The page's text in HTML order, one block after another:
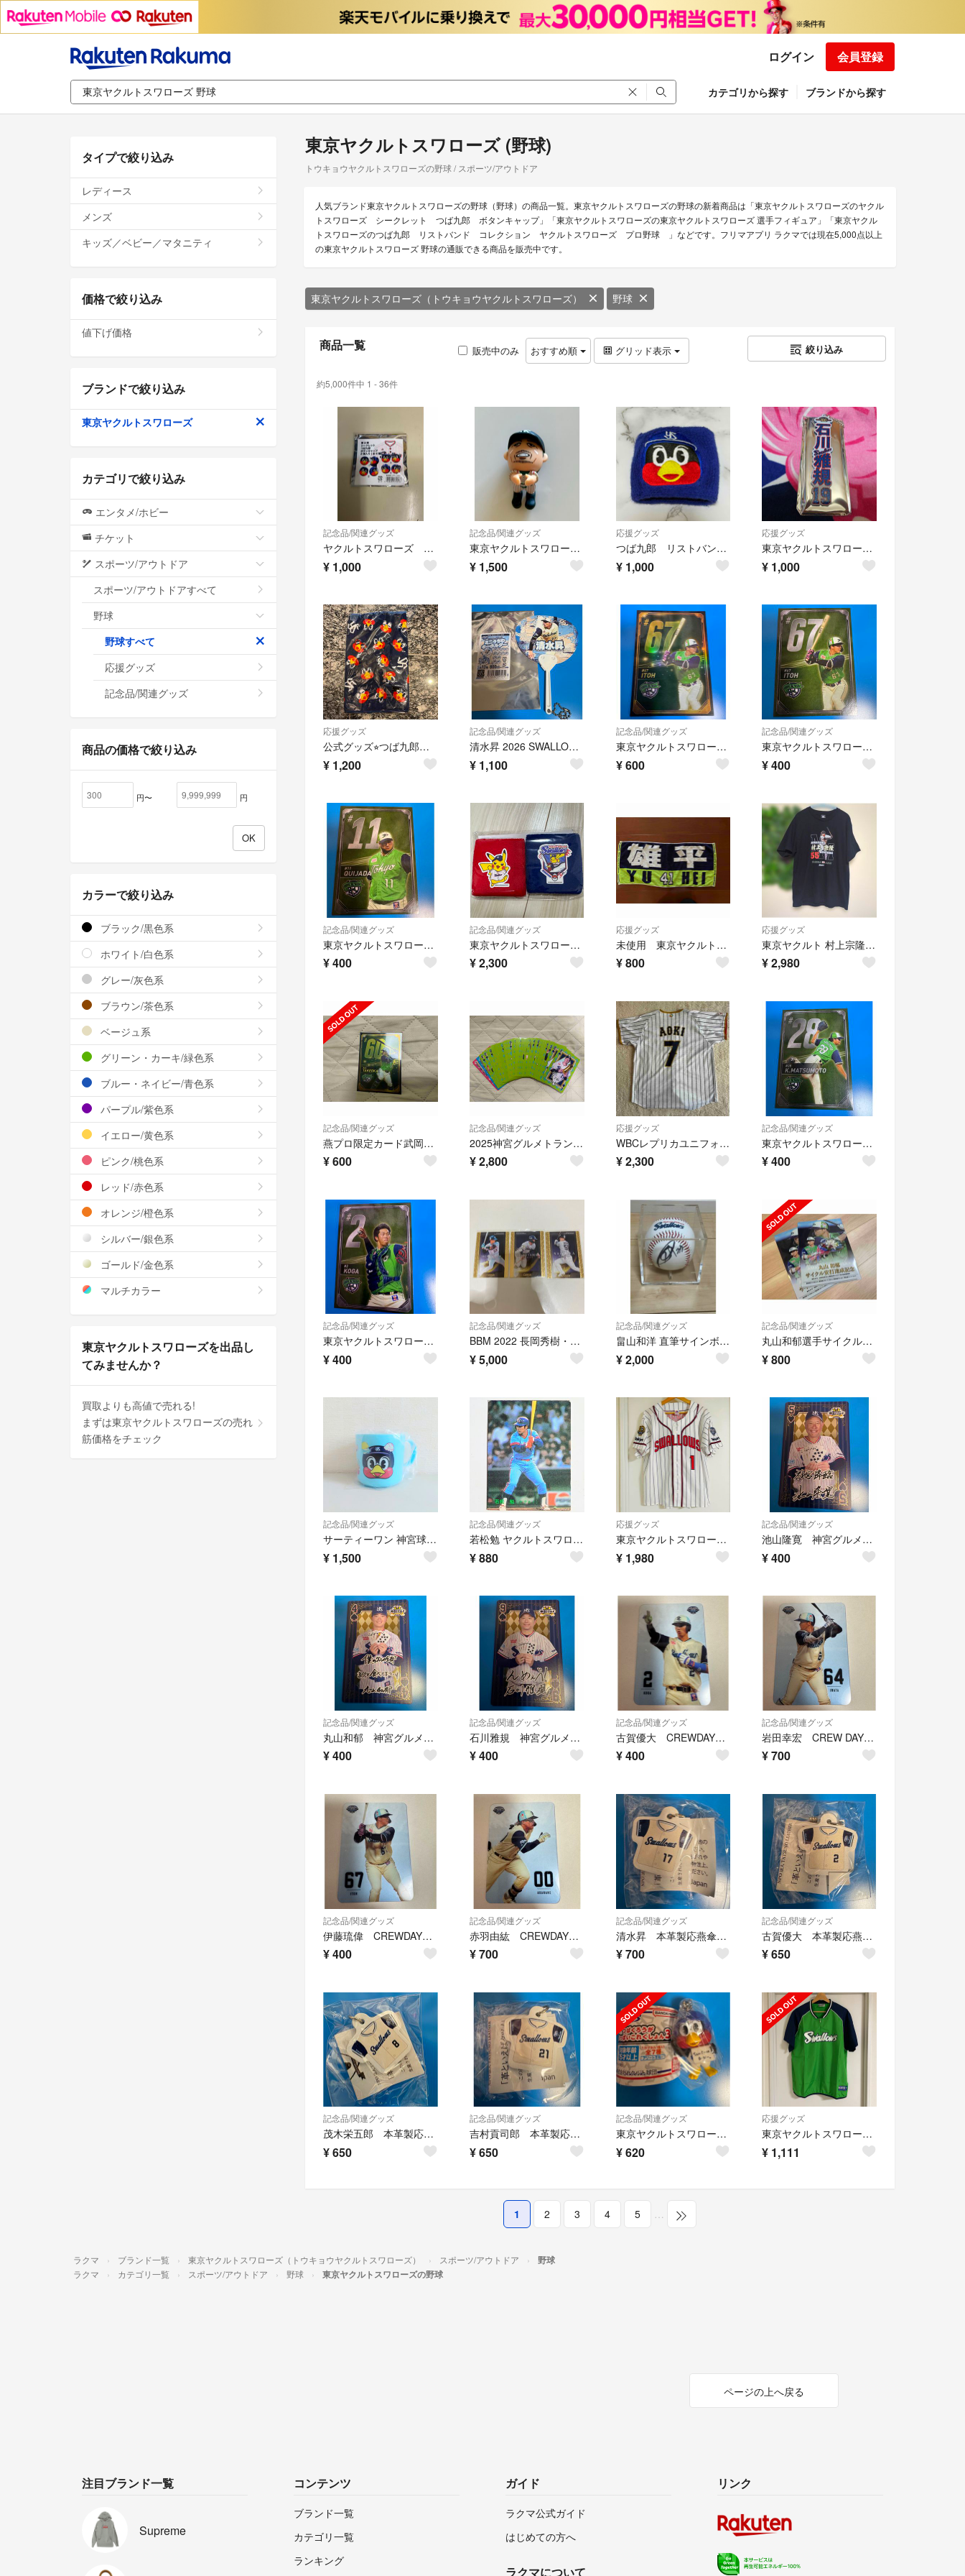
ログイン 会員登録
カテゴリから探す ブランドから探す
東京ヤクルトスワローズ (野球)
トウキョウヤクルトスワローズの野球 / スポーツ/アウトドア
人気ブランド東京ヤクルトスワローズの野球（野球）の商品一覧。東京ヤクルトスワローズの野球の新着商品は「東京ヤクルトスワローズのヤクル
トスワローズ シークレット つば九郎 ボタンキャップ」「東京ヤクルトスワローズの東京ヤクルトスワローズ 選手フィギュア」「東京ヤクル
トスワローズのつば九郎 リストバンド コレクション ヤクルトスワローズ プロ野球 」などです。フリマアプリ ラクマでは現在5,000点以上
の東京ヤクルトスワローズ 野球の通販できる商品を販売中です。
東京ヤクルトスワローズ（トウキョウヤクルトスワローズ） 野球
商品一覧 販売中のみ おすすめ順 グリッド表示 絞り込み
約5,000件中 1 - 36件
記念品/関連グッズ
ヤクルトスワローズ シークレット つば九郎 ボタンキャップ
¥ 1,000
記念品/関連グッズ
東京ヤクルトスワローズ 選手フィギュア
¥ 1,500
応援グッズ
つば九郎 リストバンド コレクション ヤクルトスワローズ プロ野球
¥ 1,000
応援グッズ
東京ヤクルトスワローズ 石川雅規 ラメキーホルダー
¥ 1,000
応援グッズ
公式グッズ⭐︎つば九郎スポーツタオル
¥ 1,200
記念品/関連グッズ
清水昇 2026 SWALLOWS CREW シークレット ミニうちわキーホルダー
¥ 1,100
記念品/関連グッズ
東京ヤクルトスワローズ 伊藤琉偉 燕パワープロジェクト 球場グルメ限定カード キラ
¥600
記念品/関連グッズ
東京ヤクルトスワローズ 伊藤琉偉 燕パワープロジェクト 限定トレカ #67
¥400
記念品/関連グッズ
東京ヤクルトスワローズ QUIJADA キハダ #11 トレーディングカード
¥400
記念品/関連グッズ
東京ヤクルトスワローズ ポケモン コラボ リストバンド 2個セット ピカチュウ
¥2,300
応援グッズ
未使用 東京ヤクルトスワローズ 雄平 41 タオル
¥800
応援グッズ
東京ヤクルト 村上宗隆 侍ジャパン Tシャツ M
¥2,980
記念品/関連グッズ
燕プロ限定カード武岡レア
¥600
記念品/関連グッズ
2025神宮グルメトランプカード完全版
¥2,800
応援グッズ
WBCレプリカユニフォーム 青木宣親 ヤクルトスワローズ
¥2,300
記念品/関連グッズ
東京ヤクルトスワローズ 松本健吾 燕パワープロジェクト 球場グルメ限定カード
¥400
記念品/関連グッズ
東京ヤクルトスワローズ 古賀優大 #2 トレーディングカード
¥400
記念品/関連グッズ
BBM 2022 長岡秀樹・内山壮真・丸山和郁 ヤクルトスワローズ ※バラ売り可
¥5,000
記念品/関連グッズ
畠山和洋 直筆サインボール 東京ヤクルトスワローズ 球団ロゴボール NPB
¥2,000
記念品/関連グッズ
丸山和郁選手サイクル安打記念クリアファイル2枚
¥800
記念品/関連グッズ
サーティーワン 神宮球場限定 つば九郎 スーベニアカップ
¥ 1,500
記念品/関連グッズ
若松勉 ヤクルトスワローズ カルビー プロ野球カード
¥880
応援グッズ
東京ヤクルトスワローズ 山田哲人 CREWユニホーム マジェスティック
¥ 1,980
記念品/関連グッズ
池山隆寛 神宮グルメトランプ風カード
¥400
記念品/関連グッズ
丸山和郁 神宮グルメトランプ風カード
¥400
記念品/関連グッズ
石川雅規 神宮グルメトランプ風カード
¥400
記念品/関連グッズ
古賀優大 CREWDAY限定クリアカード
¥400
記念品/関連グッズ
岩田幸宏 CREW DAY限定クリアカード
¥700
記念品/関連グッズ
伊藤琉偉 CREWDAY限定クリアカード
¥400
記念品/関連グッズ
赤羽由紘 CREWDAY限定クリアカード
¥700
記念品/関連グッズ
清水昇 本革製応燕傘チャーム CREWユニver.
¥700
記念品/関連グッズ
古賀優大 本革製応燕傘チャーム CREWユニver.
¥650
記念品/関連グッズ
茂木栄五郎 本革製応燕傘チャーム CREWユニver.
¥650
記念品/関連グッズ
吉村貢司郎 本革製応燕傘チャーム CREWユニver.
¥650
記念品/関連グッズ
東京ヤクルトスワローズ つば九郎が いっぱいこれくしょん3 めじるしアクセサリー ちぇいさーはるーびー
¥620
応援グッズ
東京ヤクルトスワローズ ハーフジップジャケット 2006 ファンクラブ 応援グッズ Swallows 神宮球場 クルー
¥ 1,111
1 2 3 4 5 …
タイプで絞り込み
レディース
メンズ
キッズ／ベビー／マタニティ
価格で絞り込み
値下げ価格
ブランドで絞り込み
東京ヤクルトスワローズ
カテゴリで絞り込み
エンタメ/ホビー
チケット
スポーツ/アウトドア
スポーツ/アウトドアすべて
野球
野球すべて
応援グッズ
記念品/関連グッズ
商品の価格で絞り込み
円〜 円
カラーで絞り込み
ブラック/黒色系
ホワイト/白色系
グレー/灰色系
ブラウン/茶色系
ベージュ系
グリーン・カーキ/緑色系
ブルー・ネイビー/青色系
パープル/紫色系
イエロー/黄色系
ピンク/桃色系
レッド/赤色系
オレンジ/橙色系
シルバー/銀色系
ゴールド/金色系
マルチカラー
東京ヤクルトスワローズを出品し
てみませんか？
買取よりも高値で売れる!
まずは東京ヤクルトスワローズの売れ
筋価格をチェック
ラクマ ブランド一覧 東京ヤクルトスワローズ（トウキョウヤクルトスワローズ） スポーツ/アウトドア 野球
ラクマ カテゴリ一覧 スポーツ/アウトドア 野球 東京ヤクルトスワローズの野球
ページの上へ戻る
注目ブランド一覧
Supreme
コンテンツ
ブランド一覧
カテゴリ一覧
ランキング
ガイド
ラクマ公式ガイド
はじめての方へ
ラクマについて
リンク